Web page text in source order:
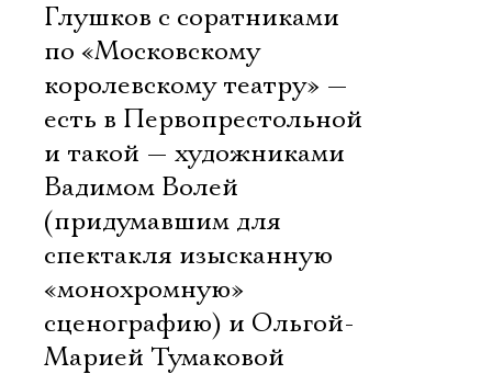
Глушков с соратниками
по «Московскому
королевскому театру» —
есть в Первопрестольной
и такой — художниками
Вадимом Волей
(придумавшим для
спектакля изысканную
«монохромную»
сценографию) и Ольгой-
Марией Тумаковой